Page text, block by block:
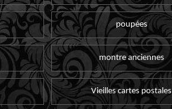
poupées
montre anciennes
Vieilles cartes postales